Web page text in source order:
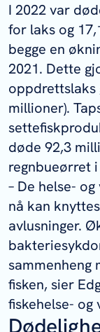
I 2022 var
for laks og
begge en
2021. Dette
oppdrettslaks
millioner).
døde 92,3
regnbueørret
– De helse-
nå kan
avlusninger.
sammenheng
fisken, sier
fiskehelse-